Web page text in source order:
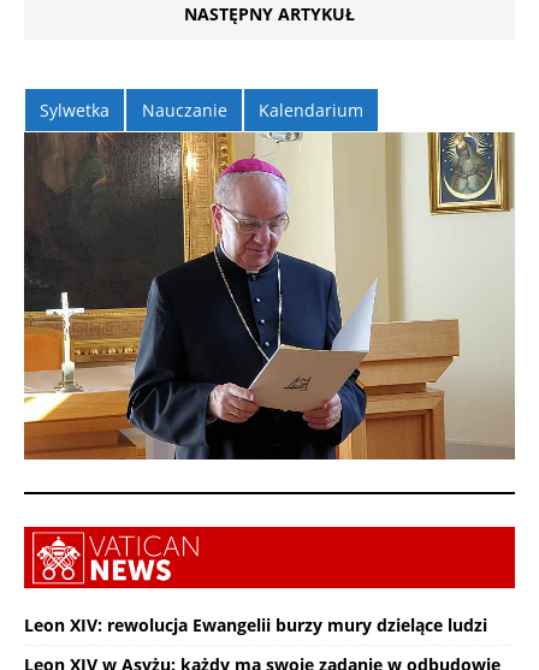
NASTĘPNY ARTYKUŁ
Sylwetka Nauczanie Kalendarium
Leon XIV: rewolucja Ewangelii burzy mury dzielące ludzi
Leon XIV w Asyżu: każdy ma swoje zadanie w odbudowie